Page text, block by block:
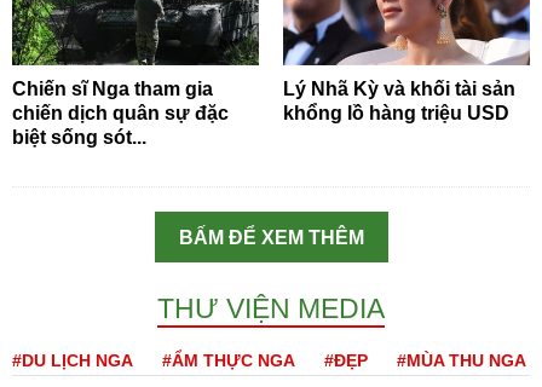
Chiến sĩ Nga tham gia
chiến dịch quân sự đặc
biệt sống sót...
Lý Nhã Kỳ và khối tài sản
khổng lồ hàng triệu USD
BẤM ĐỂ XEM THÊM
THƯ VIỆN MEDIA
#DU LỊCH NGA #ẨM THỰC NGA #ĐẸP #MÙA THU NGA